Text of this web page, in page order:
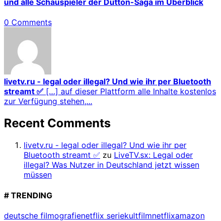
und alle Schauspieler der Dutton-Saga im Überblick
0 Comments
livetv.ru - legal oder illegal? Und wie ihr per Bluetooth
streamt ✅ […] auf dieser Plattform alle Inhalte kostenlos
zur Verfügung stehen,...
Recent Comments
livetv.ru - legal oder illegal? Und wie ihr per
Bluetooth streamt ✅ zu LiveTV.sx: Legal oder
illegal? Was Nutzer in Deutschland jetzt wissen
müssen
# TRENDING
deutsche filmografienetflix seriekultfilmnetflixamazon